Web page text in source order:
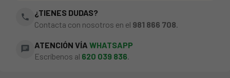
phone
¿TIENES DUDAS?
Contacta con nosotros en el 981 866 708
chat ATENCIÓN VÍA WHATSAPP
Escríbenos al 620 039 836.